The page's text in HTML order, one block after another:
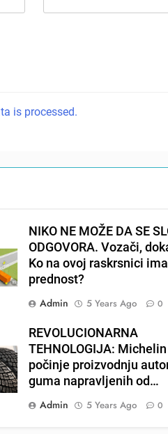
is processed.
NIKO NE MOŽE DA SE
ODGOVORA. Vozači,
Ko na ovoj raskrsnici ima
prednost?
Admin
5 Years Ago 0
REVOLUCIONARNA
TEHNOLOGIJA:
počinje proizvodnju
guma napravljenih od…
Admin
5 Years Ago 0